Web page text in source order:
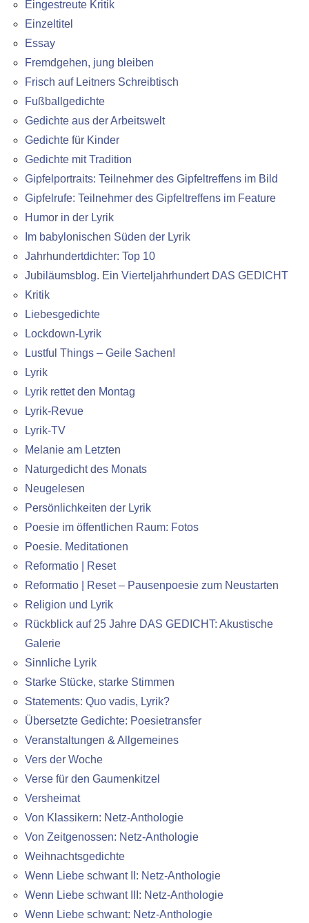
Eingestreute Kritik
Einzeltitel
Essay
Fremdgehen, jung bleiben
Frisch auf Leitners Schreibtisch
Fußballgedichte
Gedichte aus der Arbeitswelt
Gedichte für Kinder
Gedichte mit Tradition
Gipfelportraits: Teilnehmer des Gipfeltreffens im Bild
Gipfelrufe: Teilnehmer des Gipfeltreffens im Feature
Humor in der Lyrik
Im babylonischen Süden der Lyrik
Jahrhundertdichter: Top 10
Jubiläumsblog. Ein Vierteljahrhundert DAS GEDICHT
Kritik
Liebesgedichte
Lockdown-Lyrik
Lustful Things – Geile Sachen!
Lyrik
Lyrik rettet den Montag
Lyrik-Revue
Lyrik-TV
Melanie am Letzten
Naturgedicht des Monats
Neugelesen
Persönlichkeiten der Lyrik
Poesie im öffentlichen Raum: Fotos
Poesie. Meditationen
Reformatio | Reset
Reformatio | Reset – Pausenpoesie zum Neustarten
Religion und Lyrik
Rückblick auf 25 Jahre DAS GEDICHT: Akustische
Galerie
Sinnliche Lyrik
Starke Stücke, starke Stimmen
Statements: Quo vadis, Lyrik?
Übersetzte Gedichte: Poesietransfer
Veranstaltungen & Allgemeines
Vers der Woche
Verse für den Gaumenkitzel
Versheimat
Von Klassikern: Netz-Anthologie
Von Zeitgenossen: Netz-Anthologie
Weihnachtsgedichte
Wenn Liebe schwant II: Netz-Anthologie
Wenn Liebe schwant III: Netz-Anthologie
Wenn Liebe schwant: Netz-Anthologie